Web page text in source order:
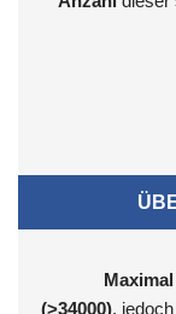
(>34000),